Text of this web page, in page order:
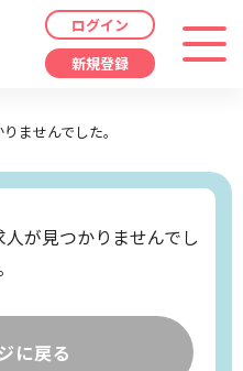
給から選択
求人
検索条件
ログイン
新規登録
ませんでした。
が見つかりませんでし
に戻る